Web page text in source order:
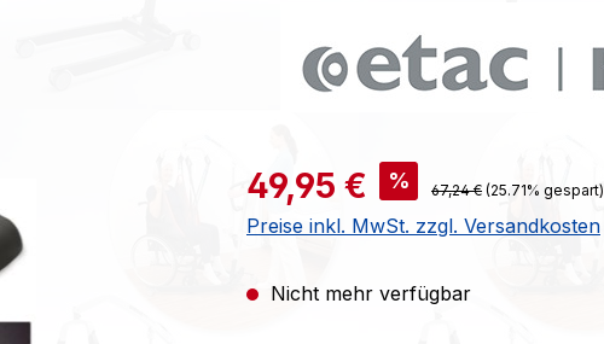
Verkaufspreis:
49,95 € % Regulärer Preis:
67,24 € (25.71% gespart)
Preise inkl. MwSt. zzgl. Versandkosten
Nicht mehr verfügbar